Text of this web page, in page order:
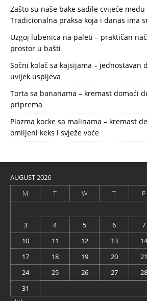
Zašto su naše bake sadile cvijeće među
Tradicionalna praksa koja i danas ima
Uzgoj lubenica na paleti – praktičan
prostor u bašti
Sočni kolač sa kajsijama – jednostavan
uvijek uspijeva
Torta sa bananama – kremast domaći
priprema
Plazma kocke sa malinama – kremast
omiljeni keks i svježe voće
AUGUST 2026
M
T W T F
3
4 5 6 7
10
11 12 13 14
17
18 19 20 21
24
25 26 27 28
31